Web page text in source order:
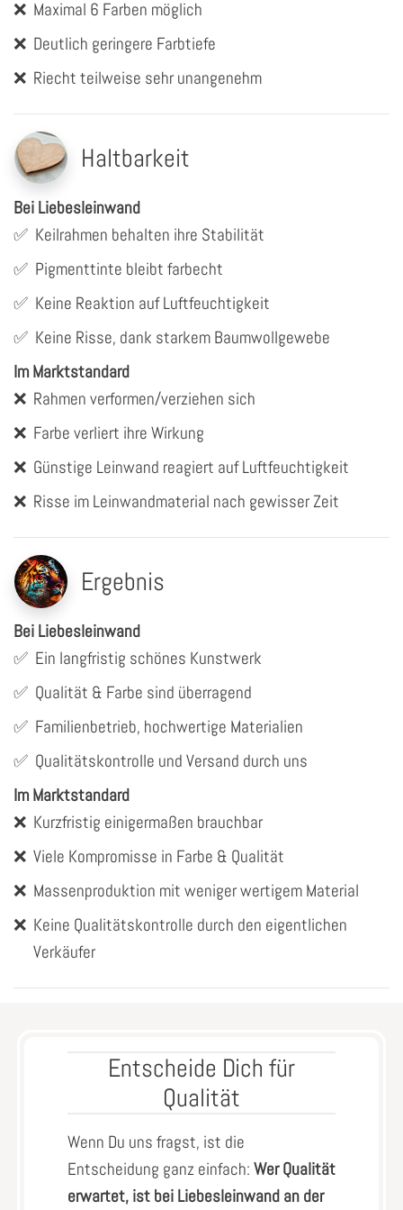
❌ Maximal 6 Farben möglich
❌ Deutlich geringere Farbtiefe
❌ Riecht teilweise sehr unangenehm
Haltbarkeit
Bei Liebesleinwand
✅ Keilrahmen behalten ihre Stabilität
✅ Pigmenttinte bleibt farbecht
✅ Keine Reaktion auf Luftfeuchtigkeit
✅ Keine Risse, dank starkem Baumwollgewebe
Im Marktstandard
❌ Rahmen verformen/verziehen sich
❌ Farbe verliert ihre Wirkung
❌ Günstige Leinwand reagiert auf Luftfeuchtigkeit
❌ Risse im Leinwandmaterial nach gewisser Zeit
Ergebnis
Bei Liebesleinwand
✅ Ein langfristig schönes Kunstwerk
✅ Qualität & Farbe sind überragend
✅ Familienbetrieb, hochwertige Materialien
✅ Qualitätskontrolle und Versand durch uns
Im Marktstandard
❌ Kurzfristig einigermaßen brauchbar
❌ Viele Kompromisse in Farbe & Qualität
❌ Massenproduktion mit weniger wertigem Material
❌ Keine Qualitätskontrolle durch den eigentlichen
Verkäufer
Entscheide Dich für
Qualität
Wenn Du uns fragst, ist die
Entscheidung ganz einfach: Wer Qualität
erwartet, ist bei Liebesleinwand an der